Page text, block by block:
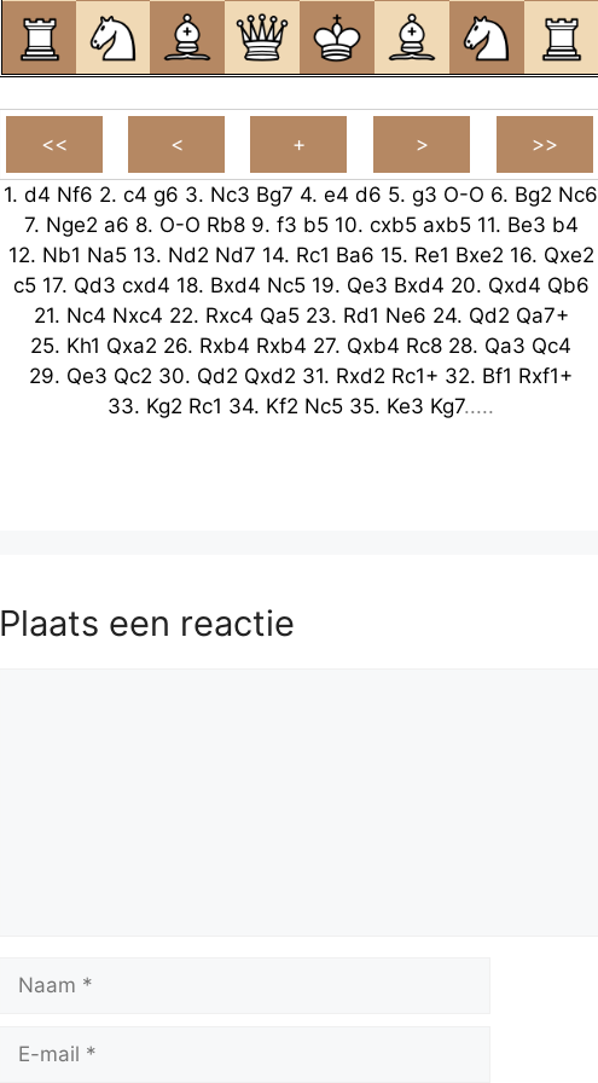
1. d4 Nf6 2. c4 g6 3. Nc3 Bg7 4. e4 d6 5. g3 O-O 6. Bg2 Nc6
7. Nge2 a6 8. O-O Rb8 9. f3 b5 10. cxb5 axb5 11. Be3 b4
12. Nb1 Na5 13. Nd2 Nd7 14. Rc1 Ba6 15. Re1 Bxe2 16. Qxe2
c5 17. Qd3 cxd4 18. Bxd4 Nc5 19. Qe3 Bxd4 20. Qxd4 Qb6
21. Nc4 Nxc4 22. Rxc4 Qa5 23. Rd1 Ne6 24. Qd2 Qa7+
25. Kh1 Qxa2 26. Rxb4 Rxb4 27. Qxb4 Rc8 28. Qa3 Qc4
29. Qe3 Qc2 30. Qd2 Qxd2 31. Rxd2 Rc1+ 32. Bf1 Rxf1+
33. Kg2 Rc1 34. Kf2 Nc5 35. Ke3 Kg7.....
Plaats een reactie
mail